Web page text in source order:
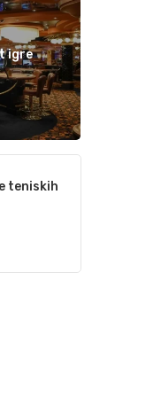
igre
teniskih
kategorije